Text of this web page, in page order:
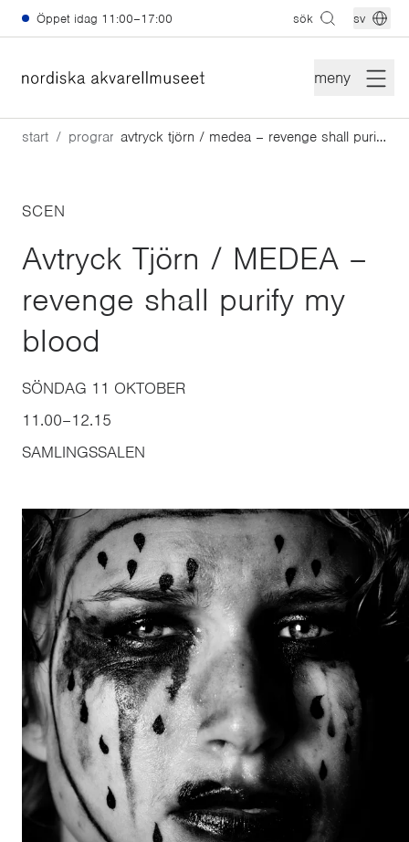
Hoppa till huvudinnehåll
Öppet idag 11:00–17:00 sök sv
meny
start program avtryck tjörn / medea – revenge shall purify my blood
SCEN
Avtryck Tjörn / MEDEA –
revenge shall purify my
blood
SÖNDAG 11 OKTOBER
11.00–12.15
SAMLINGSSALEN